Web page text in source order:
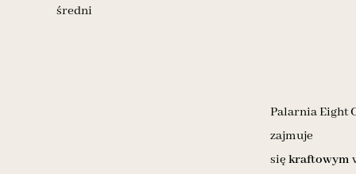
średni
Palarnia Eight
zajmuje
się kraftowym